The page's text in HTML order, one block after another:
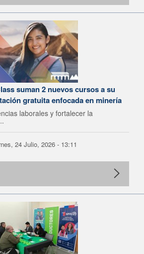
suman 2 nuevos cursos a su
gratuita enfocada en minería
laborales y fortalecer la
24 Julio, 2026 - 13:11